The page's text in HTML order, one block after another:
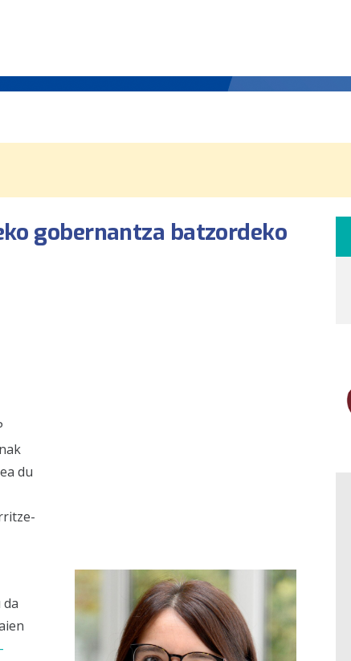
gobernantza batzordeko
du